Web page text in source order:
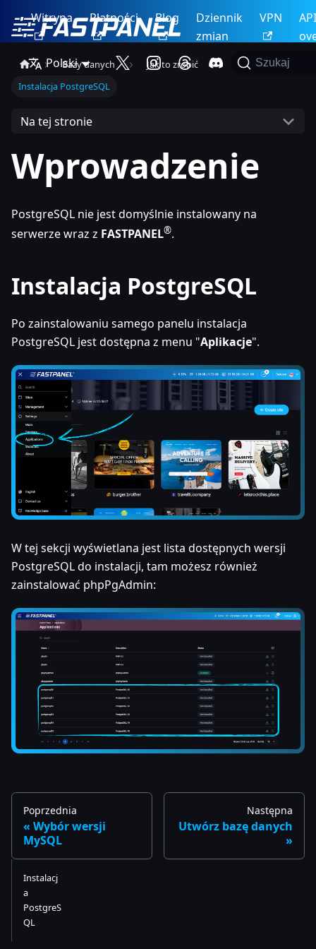
Witryna Płatności Blog
Dziennik
zmian
VPN
API
Polski
Szukaj
Bazy danych
Jak to zrobić
Instalacja PostgreSQL
Na tej stronie
Wprowadzenie
PostgreSQL nie jest domyślnie instalowany na
serwerze wraz z FASTPANEL®.
Instalacja PostgreSQL
Po zainstalowaniu samego panelu instalacja
PostgreSQL jest dostępna z menu "Aplikacje".
W tej sekcji wyświetlana jest lista dostępnych wersji
PostgreSQL do instalacji, tam możesz również
zainstalować phpPgAdmin:
Poprzednia
Wybór wersji
MySQL
Następna
Utwórz bazę danych
Instalacj
a
PostgreS
QL